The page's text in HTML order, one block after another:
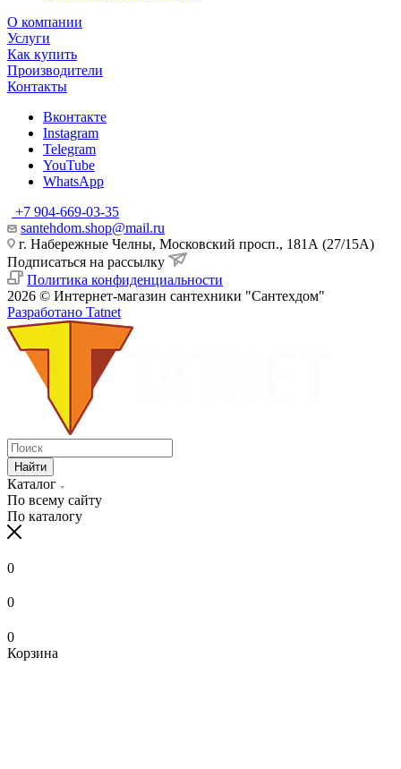
О компании
Услуги
Как купить
Производители
Контакты
Вконтакте
Instagram
Telegram
YouTube
WhatsApp
+7 904-669-03-35
santehdom.shop@mail.ru
г. Набережные Челны, Московский просп., 181А (27/15А)
Подписаться на рассылку
Политика конфиденциальности
2026 © Интернет-магазин сантехники "Сантехдом"
Разработано Tatnet
Найти
Каталог
По всему сайту
По каталогу
0
0
0
Корзина